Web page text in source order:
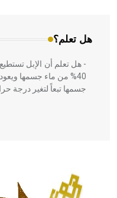
هل تعلم؟
- هل تعلم أن الإبل
40% من ماء جسمها
جسمها تبعاً لتغير درجة
الحكم، الأدلة، تنظيم
له الفضل بأنه حرر الطب